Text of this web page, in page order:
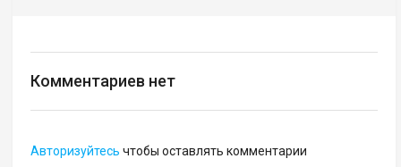
Комментариев нет
Авторизуйтесь чтобы оставлять комментарии